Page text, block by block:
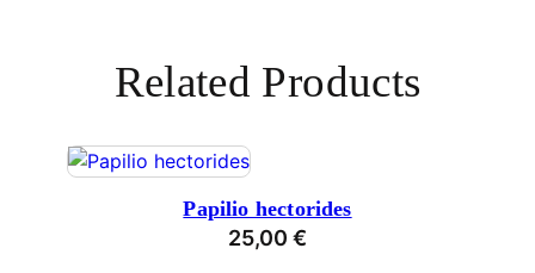
Related Products
Papilio hectorides
25,00 €